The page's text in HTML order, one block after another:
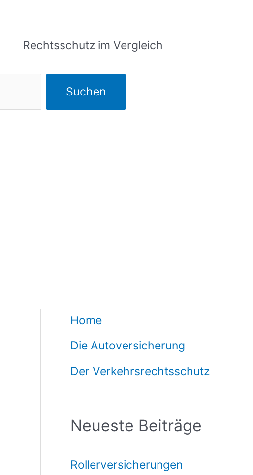
Rechtsschutz im Vergleich
Suchen
Home
Die Autoversicherung
Der Verkehrsrechtsschutz
Neueste Beiträge
Rollerversicherungen